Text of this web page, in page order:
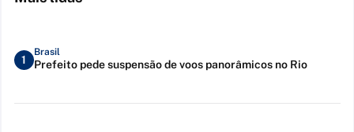
1
Brasil
Prefeito pede suspensão de voos panorâmicos no Rio